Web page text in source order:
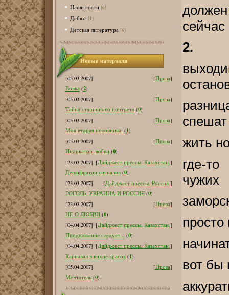
Наши гости [6]
Дебют [1]
Детская литература [6]
Новые материалв
[05.03.2007] [Проза]
Вовка (2)
[05.03.2007]
[Проза]
Тайна старинного портрета (0)
[05.03.2007]
[Проза]
Моя вторая половинка. (1)
[05.03.2007]
[Проза]
Индикатор любви (0)
[23.03.2007] [Дайджест прессы. Казахстан.]
Дешифратор сигналов (0)
[23.03.2007]
[Дайджест прессы. Россия.]
ГОГОЛЬ, УКРАИНА И РОССИЯ (0)
[23.03.2007]
[Проза]
НЕ О ЛЮБВИ (0)
[04.04.2007] [Дайджест прессы. Казахстан.]
Продолжение следует... (0)
[04.04.2007] [Дайджест прессы. Казахстан.]
Карнавал в вихре красок (1)
[05.04.2007]
[Проза]
Мечтатель (0)
сейчас
2.
спешат
жить
где-
чужих
вот бы